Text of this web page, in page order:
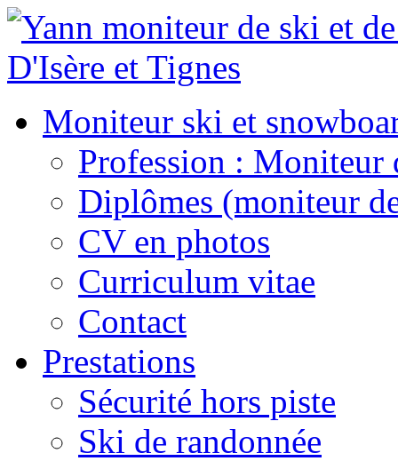
Moniteur ski et
Profession : Moniteur
Diplômes (moniteur
CV en photos
Curriculum vitae
Contact
Prestations
Sécurité hors piste
Ski de randonnée